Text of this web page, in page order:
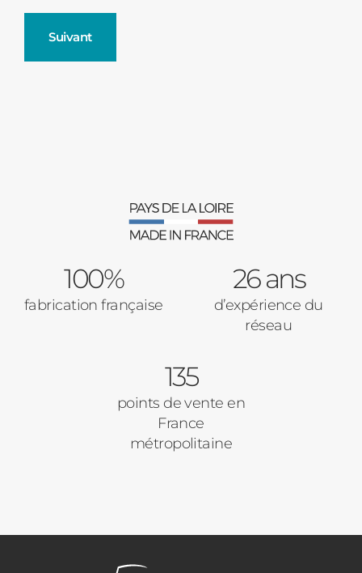
Suivant
Verrière intérieures
Baies Vitrées
Volets Roulants
Pergolas
Pavillon
100%
fabrication française
26 ans
d’expérience du
réseau
135
points de vente en
France
métropolitaine